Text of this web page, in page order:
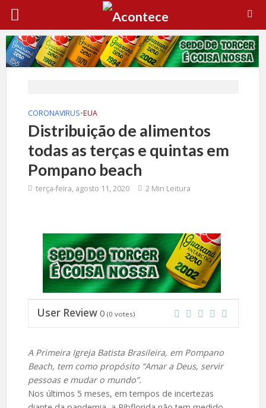
CORONAVIRUS•EUA
Distribuição de alimentos
todas as terças e quintas em
Pompano beach
terça-feira, agosto 11, 2020 2 Min Leitura
User Review 0 (0 votes)
A Primeira Igreja Batista Brasileira, em Pompano
Beach, tem como propósito “Amar a Deus, servir
pessoas e mudar o mundo”.
Nos últimos 5 meses, em tempos de incertezas